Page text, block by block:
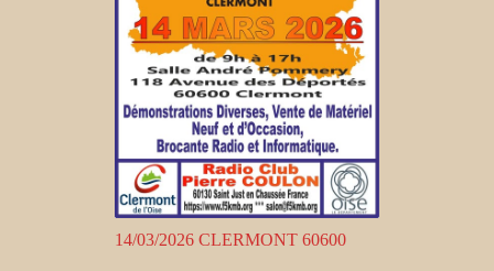
14/03/2026 CLERMONT 60600